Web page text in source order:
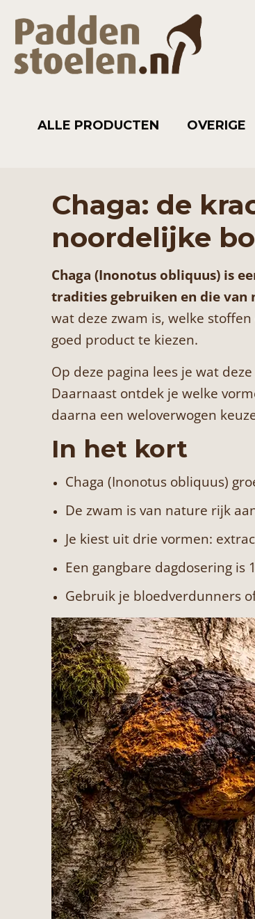
ALLE PRODUCTEN OVERIGE
Chaga: de
noordelijke
Chaga (Inonotus obliquus) is
tradities gebruiken en die van
wat deze zwam is, welke
goed product te kiezen.
Op deze pagina lees je wat
Daarnaast ontdek je welke
daarna een weloverwogen
In het kort
Chaga (Inonotus obliquus)
De zwam is van nature rijk
Je kiest uit drie vormen:
Een gangbare dagdosering
Gebruik je bloedverdunners